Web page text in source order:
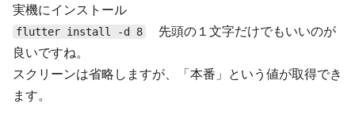
実機にインストール
flutter install -d 8
先頭の１文字だけでもいいのが
良いですね。
スクリーンは省略しますが、「本番」という値が取得でき
ます。